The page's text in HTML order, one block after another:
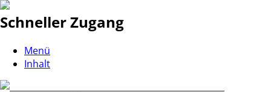
Schneller Zugang
Menü
Inhalt